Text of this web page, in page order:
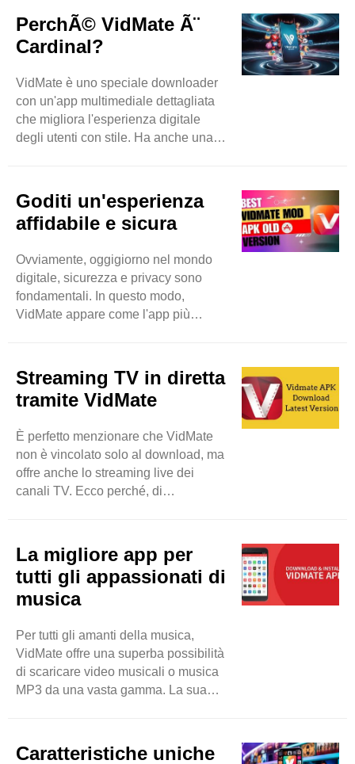
suoi concorrenti in meno tempo. Puoi
aspettarti download di musica e video
senza sforzo accedendo a siti Web
DailyMotion e molti altri. Con
VidMate, nulla è limitato perché è una
vasta piattaforma che espande i
ricercatori degli utenti ..
PerchÃ© VidMate Ã¨
Cardinal?
VidMate è uno speciale downloader
con un'app multimediale dettagliata
che migliora l'esperienza digitale
degli utenti con stile. Ha anche una
elementi per far risparmiare tempo
agli utenti e migliorare la produttività
extra. Sentiti libero di scaricare
background e nel frattempo puoi
accedere anche ad altre app. Quindi
questa app diventa una vera
meraviglia di alto livello.
Goditi un'esperienza
affidabile e sicura
Ovviamente, oggigiorno nel mondo
digitale, sicurezza e privacy sono
fondamentali. In questo modo,
VidMate appare come l'app più
applicazioni che violano i dati
personali degli utenti, VidMate si
concentra sulla privacy degli utenti
Sentiti libero di scaricare file
multimediali dal tuo dispositivo senza
preoccuparti di violazioni della
privacy e malware. Questo strumento
Streaming TV in diretta
tramite VidMate
È perfetto menzionare che VidMate
non è vincolato solo al download, ma
offre anche lo streaming live dei
canali TV. Ecco perché, di
TV come Sony TV, Zee TV e altri.
Quindi, gli utenti hanno una buona
possibilità di godersi i loro programmi
TV desiderati in tempo reale. Sarà
per loro. Si può dire che VidMate può
essere utilizzato per scopi ..
La migliore app per
tutti gli appassionati di
musica
Per tutti gli amanti della musica,
VidMate offre una superba possibilità
di scaricare video musicali o musica
MP3 da una vasta gamma. La sua
fluida. Quindi, sentiti libero di
Caratteristiche uniche